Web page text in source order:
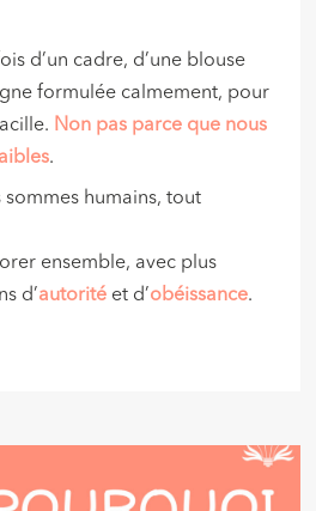
d’un cadre, d’une blouse
formulée calmement, pour
Non pas parce que nous
.
sommes humains, tout
ensemble, avec plus
d’autorité et d’obéissance.